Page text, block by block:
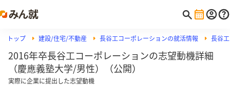
トップ 建設/住宅/不動産 長谷工コーポレーションの就活情報 長谷
2016年卒長谷工コーポレーションの志望動機詳細
（慶應義塾大学/男性）（公開）
実際に企業に提出した志望動機